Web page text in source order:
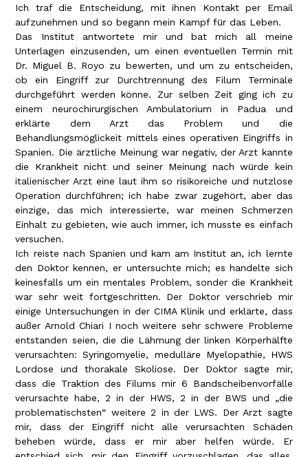
Ich traf die Entscheidung, mit ihnen Kontakt per Email
aufzunehmen und so begann mein Kampf für das Leben.
Das Institut antwortete mir und bat mich all meine
Unterlagen einzusenden, um einen eventuellen Termin mit
Dr. Miguel B. Royo zu bewerten, und um zu entscheiden,
ob ein Eingriff zur Durchtrennung des Filum Terminale
durchgeführt werden könne. Zur selben Zeit ging ich zu
einem neurochirurgischen Ambulatorium in Padua und
erklärte dem Arzt das Problem und die
Behandlungsmöglickeit mittels eines operativen Eingriffs in
Spanien. Die ärztliche Meinung war negativ, der Arzt kannte
die Krankheit nicht und seiner Meinung nach würde kein
italienischer Arzt eine laut ihm so risikoreiche und nutzlose
Operation durchführen; ich habe zwar zugehört, aber das
einzige, das mich interessierte, war meinen Schmerzen
Einhalt zu gebieten, wie auch immer, ich musste es einfach
versuchen.
Ich reiste nach Spanien und kam am Institut an, ich lernte
den Doktor kennen, er untersuchte mich; es handelte sich
keinesfalls um ein mentales Problem, sonder die Krankheit
war sehr weit fortgeschritten. Der Doktor verschrieb mir
einige Untersuchungen in der CIMA Klinik und erklärte, dass
außer Arnold Chiari I noch weitere sehr schwere Probleme
entstanden seien, die die Lähmung der linken Körperhälfte
verursachten: Syringomyelie, medulläre Myelopathie, HWS
Lordose und thorakale Skoliose. Der Doktor sagte mir,
dass die Traktion des Filums mir 6 Bandscheibenvorfälle
verursachte habe, 2 in der HWS, 2 in der BWS und „die
problematischsten“ weitere 2 in der LWS. Der Arzt sagte
mir, dass der Eingriff nicht alle verursachten Schäden
beheben würde, dass er mir aber helfen würde. Er